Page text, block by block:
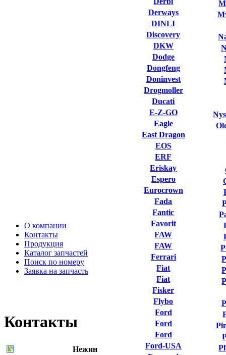
О компании
Контакты
Продукция
Каталог запчастей
Поиск по номеру
Заявка на запчасть
Контакты
Нежин
Derways
DINLI
Discovery
DKW
Dodge
Dongfeng
Doninvest
Drogmoller
Ducati
E-Z-GO
Eagle
East Dragon
EOS
ERF
Eriskay
Espero
Eurocrown
Fada
Fantic
Favorit
FAW
FAW
Ferrari
Fiat
Fiat
Fisker
Flybo
Ford
Ford
Ford
Ford-USA